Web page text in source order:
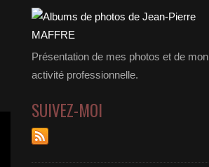
Présentation de mes photos et de mon
activité professionnelle.
SUIVEZ-MOI